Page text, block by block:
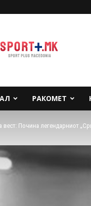
РАКОМЕТ
вест: Почина легендарниот